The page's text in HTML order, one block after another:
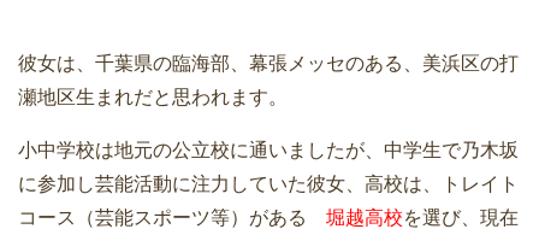
彼女は、千葉県の臨海部、幕張メッセのある、美浜区の打
瀬地区生まれだと思われます。
小中学校は地元の公立校に通いましたが、中学生で乃木坂
に参加し芸能活動に注力していた彼女、高校は、トレイト
コース（芸能スポーツ等）がある 堀越高校を選び、現在